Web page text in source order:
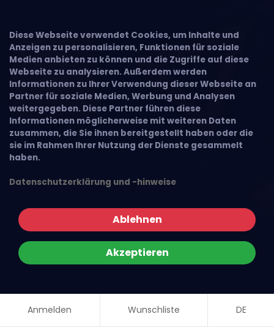
Diese Webseite verwendet Cookies, um Inhalte und
Anzeigen zu personalisieren, Funktionen für soziale
Medien anbieten zu können und die Zugriffe auf diese
Webseite zu analysieren. Außerdem werden
Informationen zu Ihrer Verwendung dieser Webseite an
Partner für soziale Medien, Werbung und Analysen
weitergegeben. Diese Partner führen diese
Informationen möglicherweise mit weiteren Daten
zusammen, die Sie ihnen bereitgestellt haben oder die
sie im Rahmen Ihrer Nutzung der Dienste gesammelt
haben.
Datenschutzerklärung und -hinweise
Ablehnen
Akzeptieren
Anmelden Wunschliste DE